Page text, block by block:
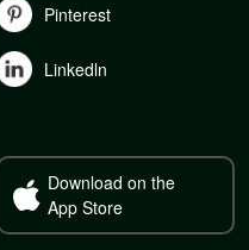
Pinterest
Linkedln
Download on the
App Store